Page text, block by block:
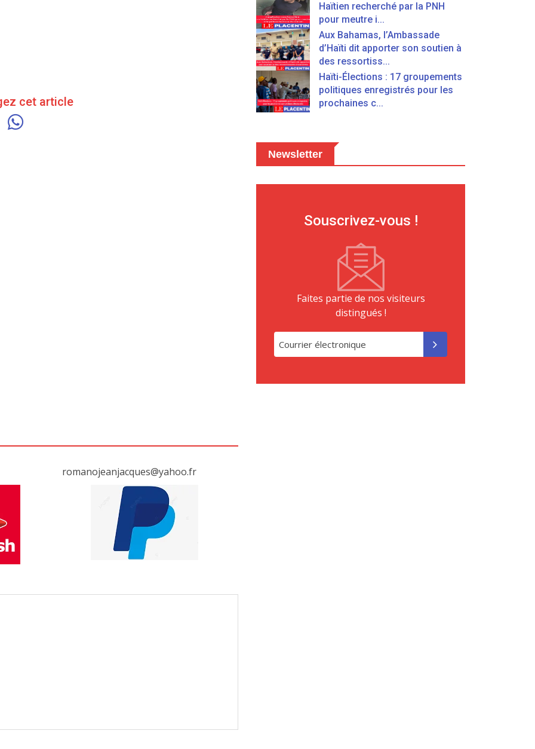
cet article
romanojeanjacques@yahoo.fr
Haïtien recherché par la PNH
pour meutre i...
Aux Bahamas, l’Ambassade
d’Haïti dit apporter son soutien à
des ressortiss...
Haïti-Élections : 17 groupements
politiques enregistrés pour les
prochaines c...
Newsletter
Souscrivez-vous !
Faites partie de nos visiteurs
distingués !